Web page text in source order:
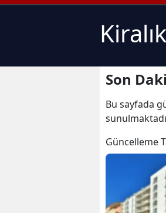
Son
Bu sayfada
Güncelleme